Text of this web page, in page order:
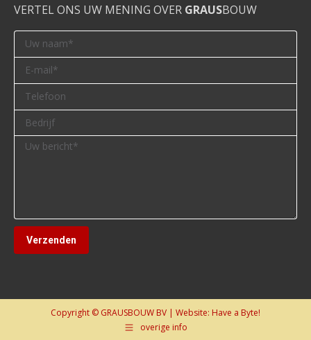
VERTEL ONS UW MENING OVER GRAUSBOUW
Copyright © GRAUSBOUW BV | Website: Have a Byte!
overige info